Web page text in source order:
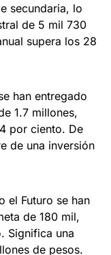
secundaria, lo
de 5 mil 730
supera los 28
han entregado
1.7 millones,
por ciento. De
de una inversión
el Futuro se han
de 180 mil,
Significa una
de pesos.